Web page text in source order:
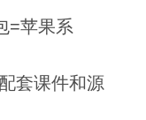
=苹果系
套课件和源